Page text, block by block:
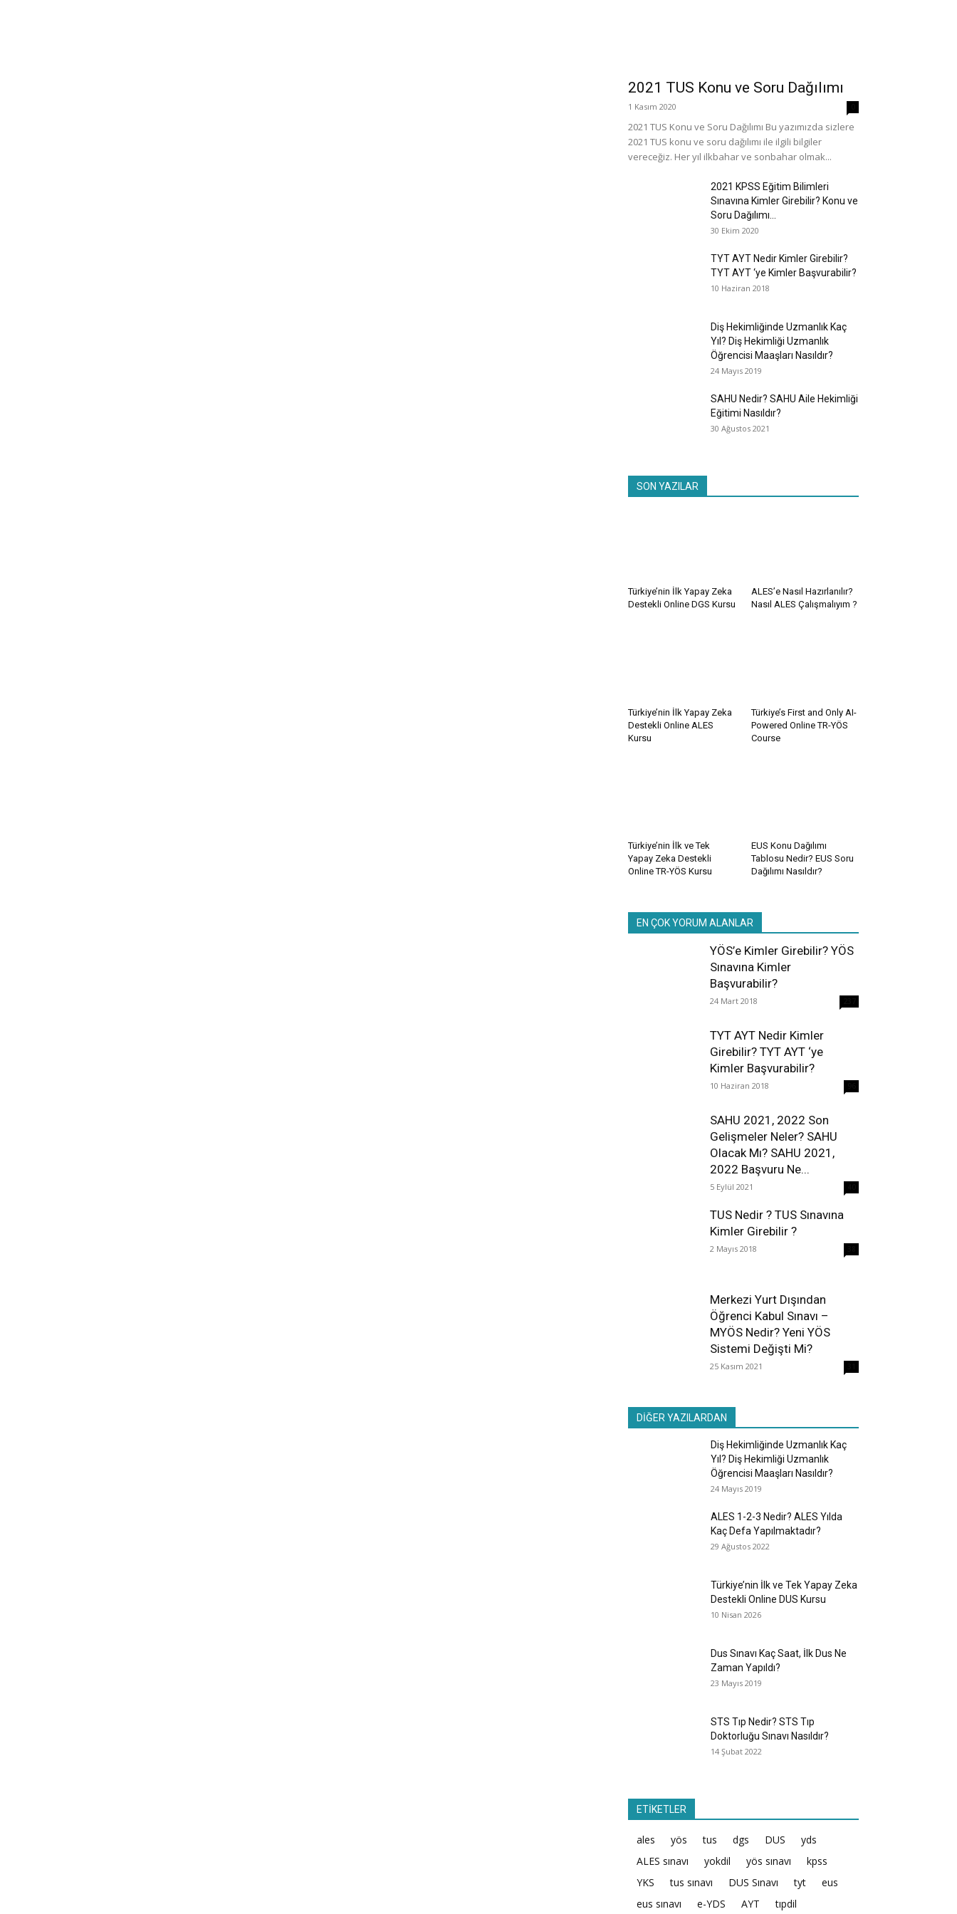
2021 TUS Konu ve Soru Dağılımı
1 Kasım 2020
2021 TUS Konu ve Soru Dağılımı Bu yazımızda sizlere
2021 TUS konu ve soru dağılımı ile ilgili bilgiler
vereceğiz. Her yıl ilkbahar ve sonbahar olmak...
2021 KPSS Eğitim Bilimleri
Sınavına Kimler Girebilir? Konu ve
Soru Dağılımı...
30 Ekim 2020
TYT AYT Nedir Kimler Girebilir?
TYT AYT ‘ye Kimler Başvurabilir?
10 Haziran 2018
Diş Hekimliğinde Uzmanlık Kaç
Yıl? Diş Hekimliği Uzmanlık
Öğrencisi Maaşları Nasıldır?
24 Mayıs 2019
SAHU Nedir? SAHU Aile Hekimliği
Eğitimi Nasıldır?
30 Ağustos 2021
SON YAZILAR
Türkiye’nin İlk Yapay Zeka
Destekli Online DGS Kursu
ALES’e Nasıl Hazırlanılır?
Nasıl ALES Çalışmalıyım ?
Türkiye’nin İlk Yapay Zeka
Destekli Online ALES
Kursu
Türkiye’s First and Only AI-
Powered Online TR-YÖS
Course
Türkiye’nin İlk ve Tek
Yapay Zeka Destekli
Online TR-YÖS Kursu
EUS Konu Dağılımı
Tablosu Nedir? EUS Soru
Dağılımı Nasıldır?
EN ÇOK YORUM ALANLAR
YÖS’e Kimler Girebilir? YÖS
Sınavına Kimler
Başvurabilir?
24 Mart 2018
TYT AYT Nedir Kimler
Girebilir? TYT AYT ‘ye
Kimler Başvurabilir?
10 Haziran 2018
SAHU 2021, 2022 Son
Gelişmeler Neler? SAHU
Olacak Mı? SAHU 2021,
2022 Başvuru Ne...
5 Eylül 2021
TUS Nedir ? TUS Sınavına
Kimler Girebilir ?
2 Mayıs 2018
Merkezi Yurt Dışından
Öğrenci Kabul Sınavı –
MYÖS Nedir? Yeni YÖS
Sistemi Değişti Mi?
25 Kasım 2021
DİĞER YAZILARDAN
Diş Hekimliğinde Uzmanlık Kaç
Yıl? Diş Hekimliği Uzmanlık
Öğrencisi Maaşları Nasıldır?
24 Mayıs 2019
ALES 1-2-3 Nedir? ALES Yılda
Kaç Defa Yapılmaktadır?
29 Ağustos 2022
Türkiye’nin İlk ve Tek Yapay Zeka
Destekli Online DUS Kursu
10 Nisan 2026
Dus Sınavı Kaç Saat, İlk Dus Ne
Zaman Yapıldı?
23 Mayıs 2019
STS Tıp Nedir? STS Tıp
Doktorluğu Sınavı Nasıldır?
14 Şubat 2022
ETİKETLER
ales yös tus dgs DUS
yds
ALES sınavı
yokdil yös sınavı
kpss
YKS
tus sınavı DUS Sınavı tyt
eus
eus sınavı
e-YDS AYT tıpdil